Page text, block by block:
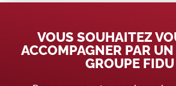
VOUS SOUHAITEZ
ACCOMPAGNER PAR
GROUPE FIDU